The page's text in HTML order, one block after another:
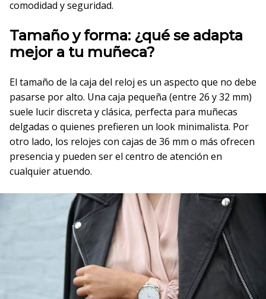
comodidad y seguridad.
Tamaño y forma: ¿qué se adapta
mejor a tu muñeca?
El tamaño de la caja del reloj es un aspecto que no debe
pasarse por alto. Una caja pequeña (entre 26 y 32 mm)
suele lucir discreta y clásica, perfecta para muñecas
delgadas o quienes prefieren un look minimalista. Por
otro lado, los relojes con cajas de 36 mm o más ofrecen
presencia y pueden ser el centro de atención en
cualquier atuendo.